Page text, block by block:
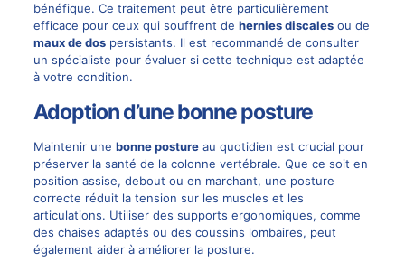
bénéfique. Ce traitement peut être particulièrement
efficace pour ceux qui souffrent de hernies discalesou de
maux de dospersistants. Il est recommandé de consulter
un spécialiste pour évaluer si cette technique est adaptée
à votre condition.
Adoption d’une bonne posture
Maintenir une bonne postureau quotidien est crucial pour
préserver la santé de la colonne vertébrale. Que ce soit en
position assise, debout ou en marchant, une posture
correcte réduit la tension sur les muscles et les
articulations. Utiliser des supports ergonomiques, comme
des chaises adaptés ou des coussins lombaires, peut
également aider à améliorer la posture.